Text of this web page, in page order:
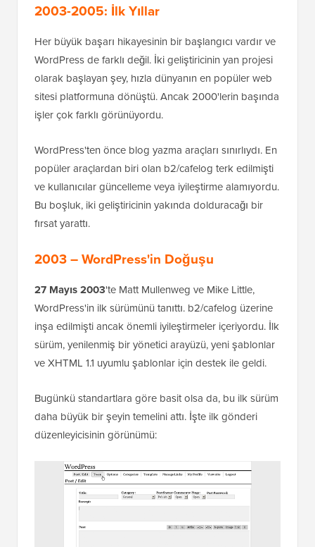
2003-2005: İlk Yıllar
Her büyük başarı hikayesinin bir başlangıcı vardır ve
WordPress de farklı değil. İki geliştiricinin yan projesi
olarak başlayan şey, hızla dünyanın en popüler web
sitesi platformuna dönüştü. Ancak 2000'lerin başında
işler çok farklı görünüyordu.
WordPress'ten önce blog yazma araçları sınırlıydı. En
popüler araçlardan biri olan b2/cafelog terk edilmişti
ve kullanıcılar güncelleme veya iyileştirme alamıyordu.
Bu boşluk, iki geliştiricinin yakında dolduracağı bir
fırsat yarattı.
2003 – WordPress'in Doğuşu
27 Mayıs 2003'te Matt Mullenweg ve Mike Little,
WordPress'in ilk sürümünü tanıttı. b2/cafelog üzerine
inşa edilmişti ancak önemli iyileştirmeler içeriyordu. İlk
sürüm, yenilenmiş bir yönetici arayüzü, yeni şablonlar
ve XHTML 1.1 uyumlu şablonlar için destek ile geldi.
Bugünkü standartlara göre basit olsa da, bu ilk sürüm
daha büyük bir şeyin temelini attı. İşte ilk gönderi
düzenleyicisinin görünümü: